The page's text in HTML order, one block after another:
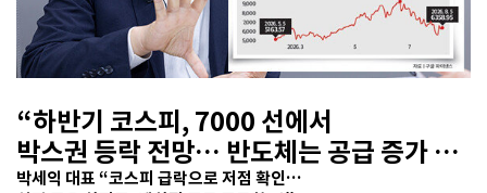
“하반기 코스피, 7000 선에서
박스권 등락 전망… 반도체는 공급 증가 선
반영 주시해야”
박세익 대표 “코스피 급락으로 저점 확인…